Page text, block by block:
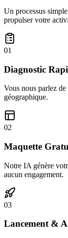
Un processus
propulser votre
01
Diagnostic
Vous nous parlez
géographique.
02
Maquette
Notre IA génère
aucun engagement.
03
Lancement &